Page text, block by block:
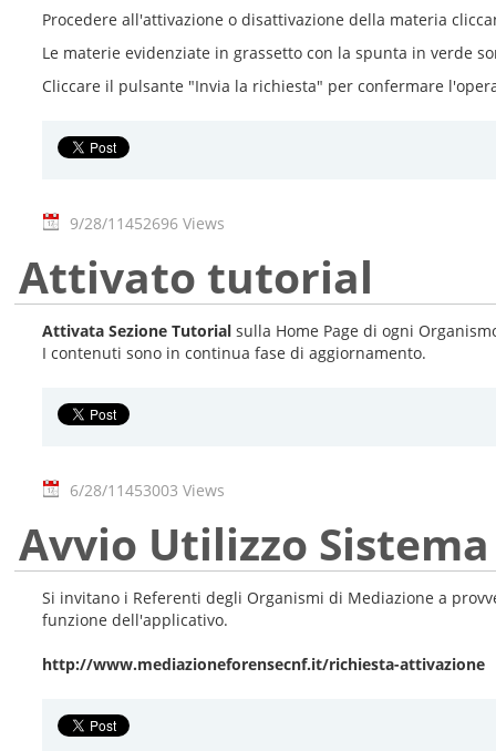
Procedere all'attivazione o disattivazione della materia
Le materie evidenziate in grassetto con la spunta in verde
Cliccare il pulsante "Invia la richiesta" per confermare
9/28/11452696 Views
Attivato tutorial
Attivata Sezione Tutorial sulla Home Page di ogni
I contenuti sono in continua fase di aggiornamento.
6/28/11453003 Views
Avvio Utilizzo
Si invitano i Referenti degli Organismi di Mediazione a
funzione dell'applicativo.
http://www.mediazioneforensecnf.it/richiesta-attivazione